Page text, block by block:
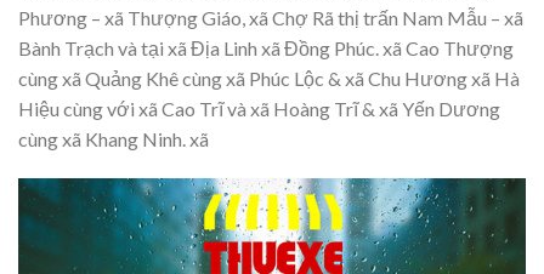
Phương – xã Thượng Giáo, xã Chợ Rã thị trấn Nam Mẫu – xã
Bành Trạch và tại xã Địa Linh xã Đồng Phúc. xã Cao Thượng
cùng xã Quảng Khê cùng xã Phúc Lộc & xã Chu Hương xã Hà
Hiệu cùng với xã Cao Trĩ và xã Hoàng Trĩ & xã Yến Dương
cùng xã Khang Ninh. xã